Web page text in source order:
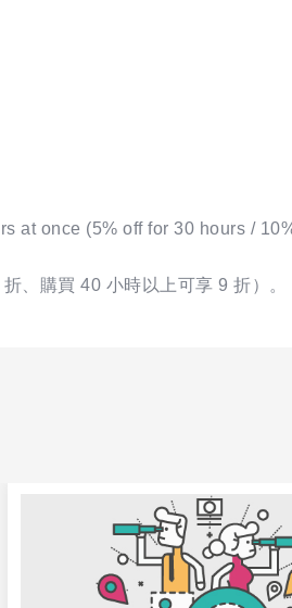
at once (5% off for 30 hours /
、購買 40 小時以上可享 9 折）。